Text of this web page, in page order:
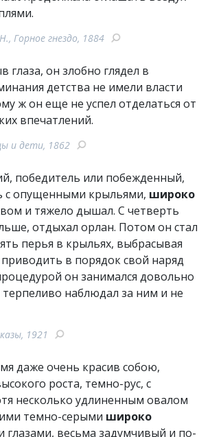
Горное гнездо, 1884
глаза, он злобно глядел в
детства не имели власти
ж он еще не успел отделаться от
впечатлений.
и дети, 1862
победитель или побежденный,
с опущенными крыльями, широко
и тяжело дышал. С четверть
отдыхал орлан. Потом он стал
перья в крыльях, выбрасывая
в порядок свой наряд
он занимался довольно
терпеливо наблюдал за ним и не
1921
даже очень красив собою,
роста, темно-рус, с
несколько удлиненным овалом
темно-серыми широко
глазами, весьма задумчивый и по-